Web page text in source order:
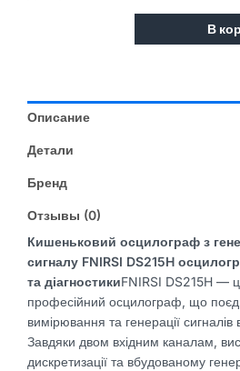
форм
FNIRSI
осцилограф
для
та
діагностики
В
Описание
Детали
Бренд
Отзывы (0)
Кишеньковий осцилограф з
сигналу FNIRSI DS215H
та діагностикиFNIRSI DS215H —
професійний осцилограф, що
вимірювання та генерації
Завдяки двом вхідним каналам,
дискретизації та вбудованому